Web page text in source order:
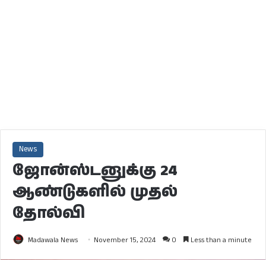
News
ஜோன்ஸ்டனுக்கு 24
ஆண்டுகளில் முதல்
தோல்வி
Madawala News November 15, 2024 0 Less than a minute